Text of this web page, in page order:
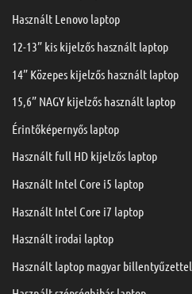
Használt Lenovo laptop
12-13” kis kijelzős használt laptop
14” Közepes kijelzős használt laptop
15,6” NAGY kijelzős használt laptop
Érintőképernyős laptop
Használt full HD kijelzős laptop
Használt Intel Core i5 laptop
Használt Intel Core i7 laptop
Használt irodai laptop
Használt laptop magyar billentyűzettel